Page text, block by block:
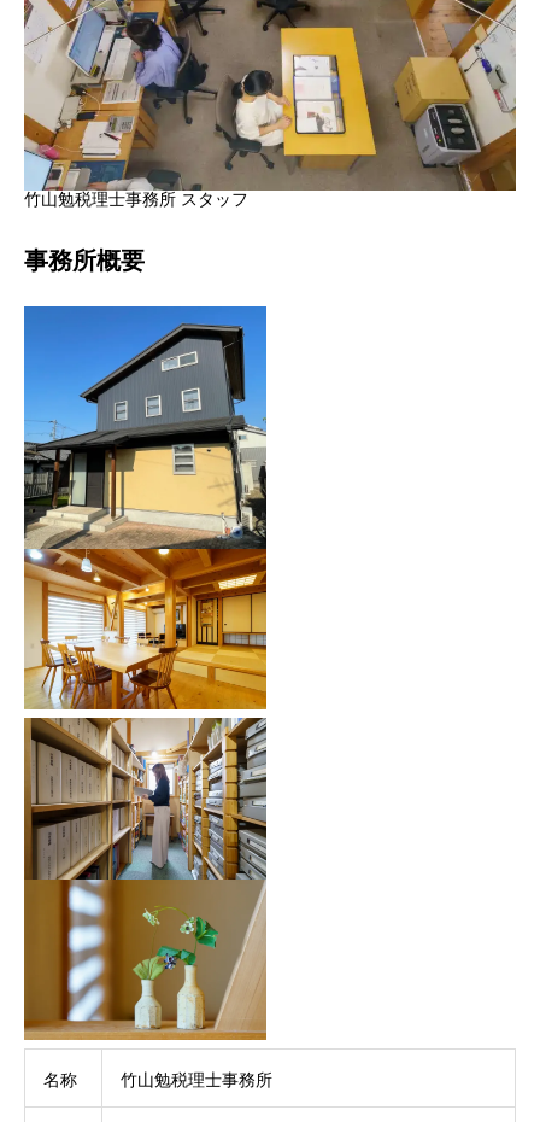
竹山勉税理士事務所 スタッフ
事務所概要
名称 竹山勉税理士事務所